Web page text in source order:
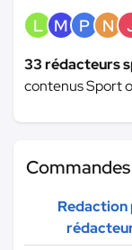
L M P N
33 rédacteurs
contenus Sport
Redaction